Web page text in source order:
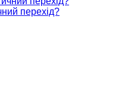
перехід?